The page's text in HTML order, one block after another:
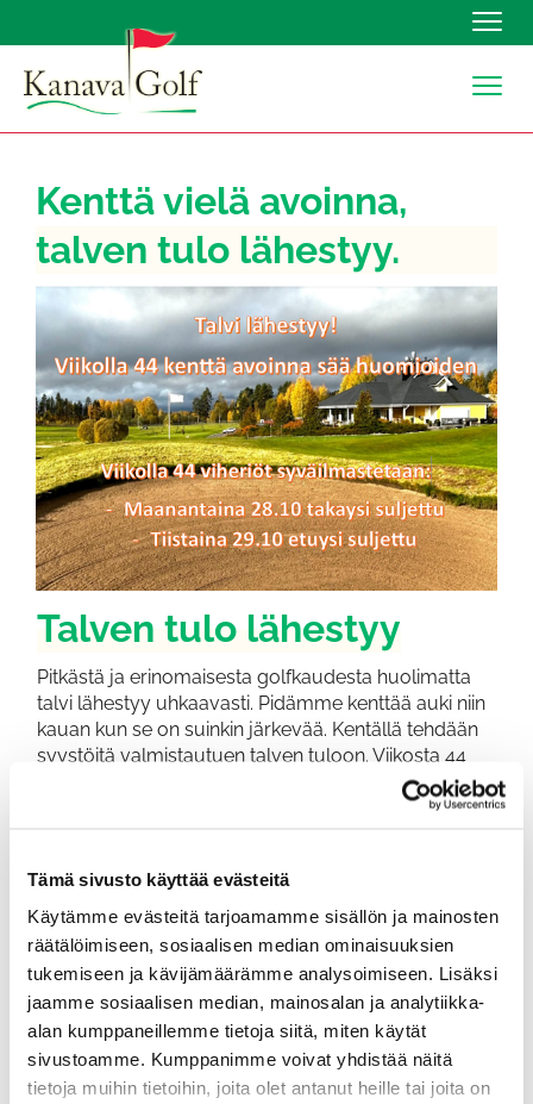
Tämä sivusto käyttää evästeitä
Käytämme evästeitä tarjoamamme sisällön ja mainosten
räätälöimiseen, sosiaalisen median ominaisuuksien
tukemiseen ja kävijämäärämme analysoimiseen. Lisäksi
jaamme sosiaalisen median, mainosalan ja analytiikka-
alan kumppaneillemme tietoja siitä, miten käytät
sivustoamme. Kumppanimme voivat yhdistää näitä
tietoja muihin tietoihin, joita olet antanut heille tai joita on
Kenttä vielä avoinna,
talven tulo lähestyy.
Talven tulo lähestyy
Pitkästä ja erinomaisesta golfkaudesta huolimatta
talvi lähestyy uhkaavasti. Pidämme kenttää auki niin
kauan kun se on suinkin järkevää. Kentällä tehdään
syystöitä valmistautuen talven tuloon. Viikosta 44
eteenpäin aukioloa tarkistellaan päivittäin. Infoamme
nettisivuilla ja sähköpostitse kentän aukiolosta.
Huomioithan halla-aamut
Haluamme muistuttaa halla-aamujen
mahdollisuudesta. Kentän ollessa jäässä,
pelaamaan meneminen on ehdottomasti kielletty!
Kentän ollessa aamulla jäässä varatut ajat
peruuntuvat, joten otathan tämän huomioon jo
aikaa varatessasi.